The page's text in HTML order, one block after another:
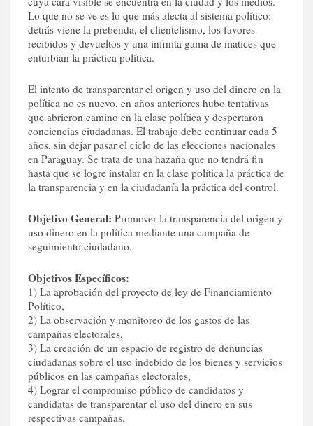
Lo que no se ve es lo que más afecta al sistema político:
detrás viene la prebenda, el clientelismo, los favores
recibidos y devueltos y una infinita gama de matices que
enturbian la práctica política.
El intento de transparentar el origen y uso del dinero en la
política no es nuevo, en años anteriores hubo tentativas
que abrieron camino en la clase política y despertaron
conciencias ciudadanas. El trabajo debe continuar cada 5
años, sin dejar pasar el ciclo de las elecciones nacionales
en Paraguay. Se trata de una hazaña que no tendrá fin
hasta que se logre instalar en la clase política la práctica de
la transparencia y en la ciudadanía la práctica del control.
Objetivo General: Promover la transparencia del origen y
uso dinero en la política mediante una campaña de
seguimiento ciudadano.
Objetivos Específicos:
1) La aprobación del proyecto de ley de Financiamiento
Político,
2) La observación y monitoreo de los gastos de las
campañas electorales,
3) La creación de un espacio de registro de denuncias
ciudadanas sobre el uso indebido de los bienes y servicios
públicos en las campañas electorales,
4) Lograr el compromiso público de candidatos y
candidatas de transparentar el uso del dinero en sus
respectivas campañas.